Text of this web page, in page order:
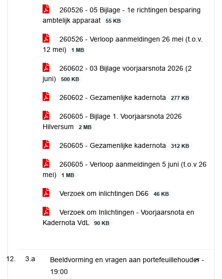
260526 - 05 Bijlage - 1e richtingen besparing
ambtelijk apparaat
55 KB
260526 - Verloop aanmeldingen 26 mei (t.o.v.
12 mei)
1 MB
260602 - 03 Bijlage voorjaarsnota 2026 (2
juni)
500 KB
260602 - Gezamenlijke kadernota 277 KB
260605 - Bijlage 1. Voorjaarsnota 2026
Hilversum
2 MB
260605 - Gezamenlijke kadernota 312 KB
260605 - Verloop aanmeldingen 5 juni (t.o.v 26
mei)
1 MB
Verzoek om inlichtingen D66 46 KB
Verzoek om Inlichtingen - Voorjaarsnota en
Kadernota VdL
90 KB
3.a
Beeldvorming en vragen aan portefeuillehouder -
19:00